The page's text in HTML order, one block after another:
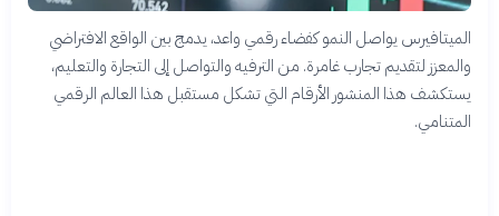
الميتافيرس يواصل النمو كفضاء رقمي واعد، يدمج بين الواقع الافتراضي
والمعزز لتقديم تجارب غامرة. من الترفيه والتواصل إلى التجارة والتعليم،
يستكشف هذا المنشور الأرقام التي تشكل مستقبل هذا العالم الرقمي
المتنامي.